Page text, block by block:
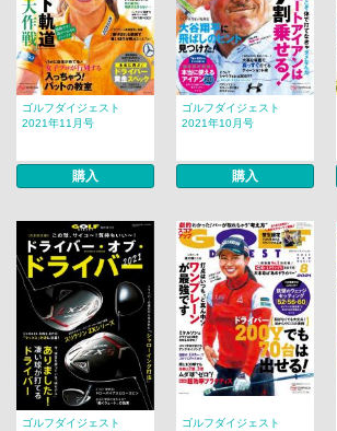
ゴルフダイジェスト
2021年11月号
購入
ゴルフダイジェスト
2021年10月号
購入
ゴルフダイジェスト
ゴルフダイジェスト